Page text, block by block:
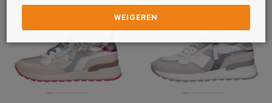
WEIGEREN